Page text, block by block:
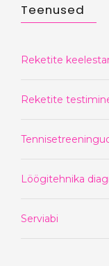
Teenused
Reketite
Reketite
Löögitehnika
Serviabi